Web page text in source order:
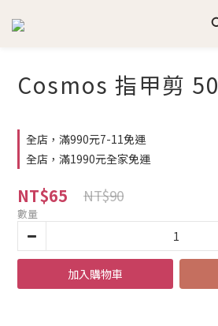
Cosmos 指甲剪
全店，滿990元7-11免運
全店，滿1990元全家免運
NT$65 NT$90
數量
加入購物車